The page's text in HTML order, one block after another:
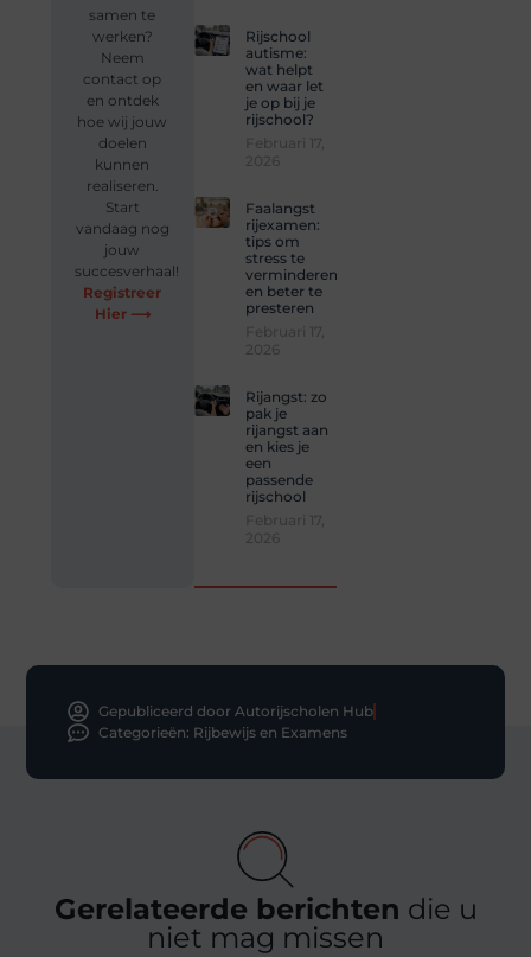
Rijschool
autisme:
wat helpt
en waar let
je op bij je
rijschool?
Faalangst
rijexamen:
tips om
stress te
verminderen
en beter te
presteren
Rijangst: zo
pak je
rijangst aan
en kies je
een
passende
rijschool
samen te
werken?
Neem
contact op
en ontdek
hoe wij jouw
doelen
kunnen
realiseren.
Start
vandaag nog
jouw
succesverhaal!
Registreer
Hier ⟶
Gepubliceerd door Autorijscholen Hub
Categorieën: Rijbewijs en Examens
Gerelateerde berichten die u
niet mag missen